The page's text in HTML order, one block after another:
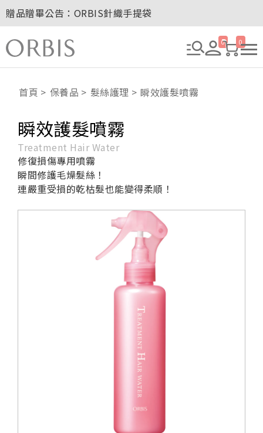
贈品贈畢公告：ORBIS針織手提袋
玉山卡友獨享優惠！2026年刷卡滿額送百元購物金！
2027年清新會員募集開跑！
8/1~8/8．紅利點數8倍送！
贈品贈畢公告：ORBIS大理石紋午茶杯
0 0
首頁 保養品 髮絲護理 瞬效護髮噴霧
瞬效護髮噴霧
Treatment Hair Water
修復損傷專用噴霧
瞬間修護毛燥髮絲！
連嚴重受損的乾枯髮也能變得柔順！